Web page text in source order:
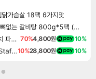
닭가슴살 18팩 6가지맛
4kg) | 살코기 듬뿍 순살 소 갈비탕 진한 국물
더 킹 오브 파이터즈 98 얼티밋 매치 파이널 에디션 THE KING OF FIGHTERS 98 ULTIMATE MATCH FINAL EDITION 70%4,800원 10%
스테퍼 레트로 초능력 추리 퀘스트 Staffer Retro A Supernatural Mystery Quest10%28,800원 10%